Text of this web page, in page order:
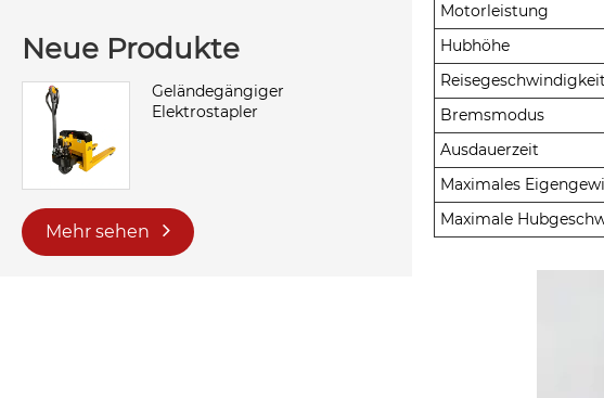
Neue Produkte
Geländegängiger
Elektrostapler
Mehr sehen
Motorleistung
Hubhöhe
Reisegeschwindigkeit
Bremsmodus
Ausdauerzeit
Maximales
Maximale